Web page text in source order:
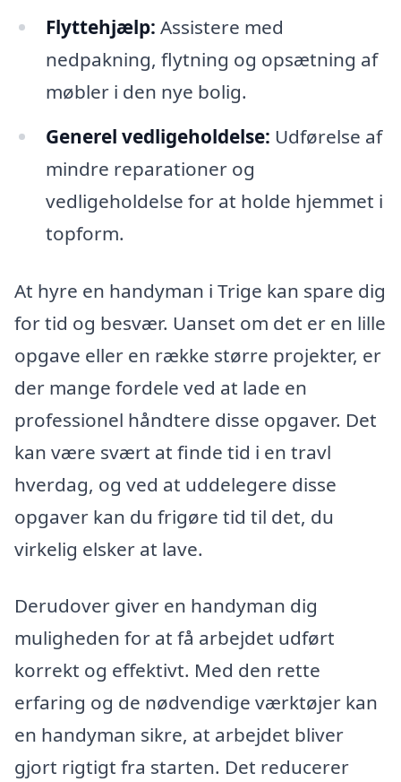
Flyttehjælp: Assistere med
nedpakning, flytning og opsætning af
møbler i den nye bolig.
Generel vedligeholdelse: Udførelse af
mindre reparationer og
vedligeholdelse for at holde hjemmet i
topform.
At hyre en handyman i Trige kan spare dig
for tid og besvær. Uanset om det er en lille
opgave eller en række større projekter, er
der mange fordele ved at lade en
professionel håndtere disse opgaver. Det
kan være svært at finde tid i en travl
hverdag, og ved at uddelegere disse
opgaver kan du frigøre tid til det, du
virkelig elsker at lave.
Derudover giver en handyman dig
muligheden for at få arbejdet udført
korrekt og effektivt. Med den rette
erfaring og de nødvendige værktøjer kan
en handyman sikre, at arbejdet bliver
gjort rigtigt fra starten. Det reducerer